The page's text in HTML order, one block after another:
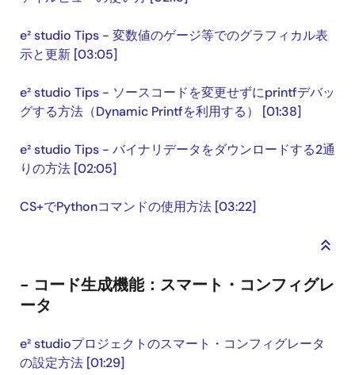
e² studio Tips - 変数値のゲージ等でのグラフィカル表
示と更新 [03:05]
e² studio Tips - ソースコードを変更せずにprintfデバッ
グする方法（Dynamic Printfを利用する） [01:38]
e² studio Tips - バイナリデータをダウンロードする2通
りの方法 [02:05]
CS+でPythonコマンドの使用方法 [03:22]
keyboard_double_arrow_up
- コード生成機能：スマート・コンフィグレ
ータ
e² studioプロジェクトのスマート・コンフィグレータ
の設定方法 [01:29]